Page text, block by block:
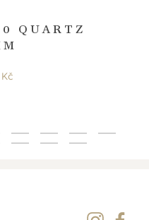
QUARTZ